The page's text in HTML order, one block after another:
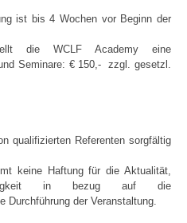
ist bis 4 Wochen vor Beginn der
die WCLF Academy eine
Seminare: € 150,- zzgl. gesetzl.
qualifizierten Referenten sorgfältig
keine Haftung für die Aktualität,
in bezug auf die
Durchführung der Veranstaltung.